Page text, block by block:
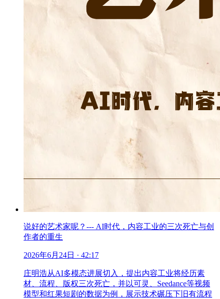
说好的艺术家呢？--- AI时代，内容工业的三次死亡与创
作者的重生
2026年6月24日 · 42:17
庄明浩从AI多模态进展切入，提出内容工业将经历素
材、流程、版权三次死亡，并以可灵、Seedance等视频
模型和红果短剧的数据为例，展示技术碾压下旧有流程